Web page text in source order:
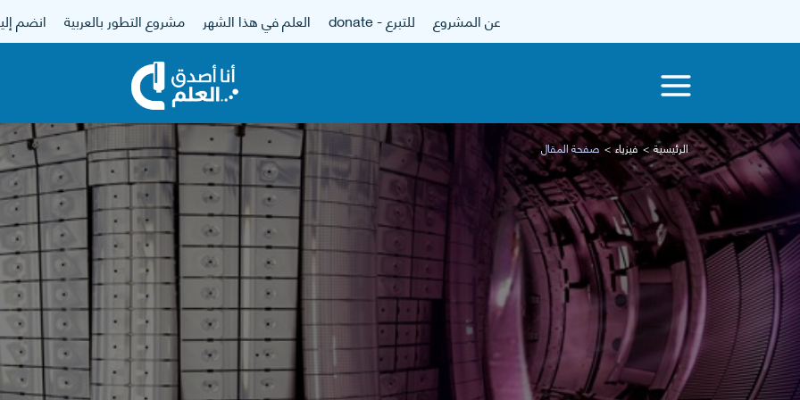
عن المشروع للتبرع - donate العلم في هذا الشهر مشروع التطور بالعربية انضم
الرئيسية فيزياء صفحة المقال